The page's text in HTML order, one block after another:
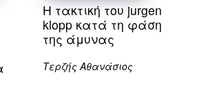
Η τακτική του jurgen
klopp κατά τη φάση
της άμυνας
Τερζής Αθανάσιος